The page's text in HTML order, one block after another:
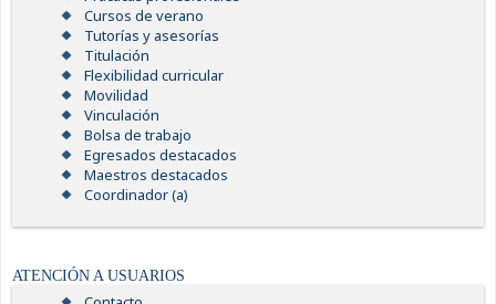
Cursos de verano
Tutorías y asesorías
Titulación
Flexibilidad curricular
Movilidad
Vinculación
Bolsa de trabajo
Egresados destacados
Maestros destacados
Coordinador (a)
ATENCIÓN A USUARIOS